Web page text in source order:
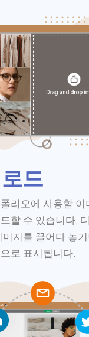
드
리오에 사용할
할 수 있습니다.
미지를 끌어다 놓
로 표시됩니다.